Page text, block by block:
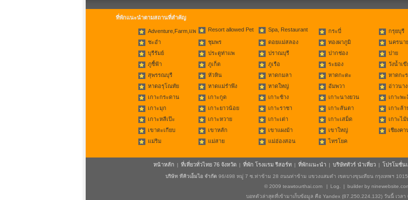
ที่พักแนะนำตามสถานที่สำคัญ
Adventure,Farm,แพ Resort allowed Pet Spa, Restaurant กระบี่ กรุยบุรี
ชะอำ
ชุมพร ดอยแม่สลอง ทองผาภูมิ นครนา
บุรีรัมย์
ประตูท่าแพ ปราณบุรี ปากช่อง ปาย
ภูชี้ฟ้า
ภูเก็ต ภูเรือ ระยอง วังน้ำเขี
สุพรรณบุรี
หัวหิน หาดกมลา หาดกะตะ หาดกะ
หาดอรุโณทัย
หาดแม่รำพึง หาดใหญ่ อัมพวา อ่าวนาง
เกาะกระดาน
เกาะกูด เกาะช้าง เกาะนางยวน เกาะพะ
เกาะมุก
เกาะยาวน้อย เกาะราชา เกาะลันตา เกาะล้า
เกาะหลีเป๊ะ
เกาะหวาย เกาะเต่า เกาะเสม็ด เกาะไ
เขาตะเกียบ
เขาหลัก เขาแผงม้า เขาใหญ่ เชียงคา
แม่ริม
แม่สาย แม่ฮ่องสอน ไทรโยค
หน้าหลัก | ที่เที่ยวทั่วไทย 76 จังหวัด | ที่พัก โรงแรม รีสอร์ท | ที่พักแนะนำ | บริษัททัวร์ นำเที่ยว | โปรโมชั่น
บริษัท ทีคิวเอ็มไอ จำกัด 96/498 หมู่ 7 ซ.ท่าข้าม 28 ถนนท่าข้าม แขวงแสมดำ เขตบางขุนเทียน กรุงเทพฯ
© 2009 teawtourthai.com | Log. | builder by
บอทตัวล่าสุดที่เข้ามาเก็บข้อมูล คือ Yandex (87.250.224.132) วันนี้ เวลา